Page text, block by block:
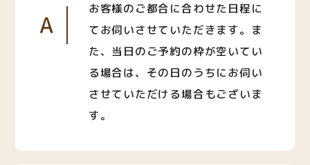
A
お客様のご都合に合わせた日程に
てお伺いさせていただきます。ま
た、当日のご予約の枠が空いてい
る場合は、その日のうちにお伺い
させていただける場合もございま
す。